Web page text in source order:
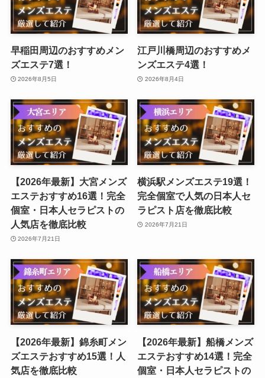
早稲田周辺のおすすめメン
ズエステ7選！
2026年8月5日
江戸川橋周辺のおすすめメ
ンズエステ4選！
2026年8月4日
【2026年最新】大宮メンズ
エステおすすめ16選！完全
個室・日本人セラピストの
人気店を徹底比較
2026年7月21日
横浜駅メンズエステ19選！
完全個室で人気の日本人セ
ラピスト店を徹底比較
2026年7月21日
【2026年最新】錦糸町メン
ズエステおすすめ15選！人
気店を徹底比較
【2026年最新】船橋メンズ
エステおすすめ14選！完全
個室・日本人セラピストの